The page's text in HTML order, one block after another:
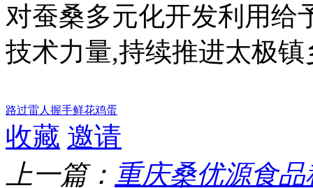
对蚕桑多元化开发利用给
技术力量,持续推进太极
路过雷人 握手鲜花鸡蛋
收藏 邀请
上一篇： 重庆桑优源食